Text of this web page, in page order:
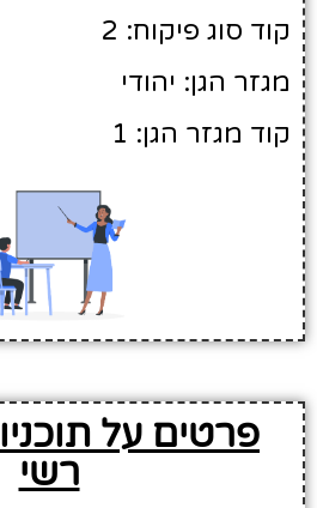
קוד סוג פיקוח: 2
מגזר הגן: יהודי
קוד מגזר הגן: 1
פרטים על
רשי